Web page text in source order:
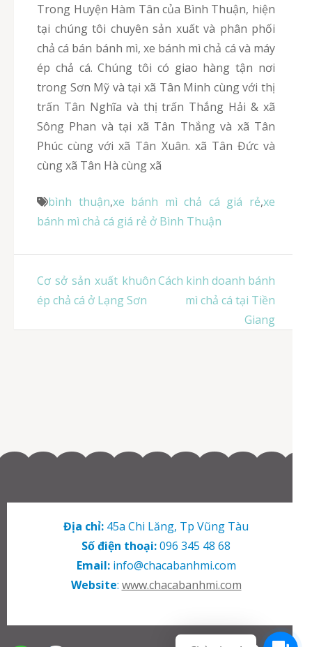
Trong Huyện Hàm Tân của Bình Thuận, hiện
tại chúng tôi chuyên sản xuất và phân phối
chả cá bán bánh mì, xe bánh mì chả cá và máy
ép chả cá. Chúng tôi có giao hàng tận nơi
trong Sơn Mỹ và tại xã Tân Minh cùng với thị
trấn Tân Nghĩa và thị trấn Thắng Hải & xã
Sông Phan và tại xã Tân Thắng và xã Tân
Phúc cùng với xã Tân Xuân. xã Tân Đức và
cùng xã Tân Hà cùng xã
bình thuận,xe bánh mì chả cá giá rẻ,xe
bánh mì chả cá giá rẻ ở Bình Thuận
Điều
hướng
Cơ sở sản xuất khuôn
ép chả cá ở Lạng Sơn
Cách kinh doanh bánh
mì chả cá tại Tiền
Giang
Địa chỉ: 45a Chi Lăng, Tp Vũng Tàu
Số điện thoại:096 345 48 68
Email:info@chacabanhmi.com
Website: www.chacabanhmi.com